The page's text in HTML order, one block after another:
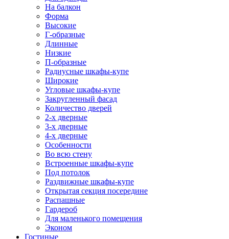
На балкон
Форма
Высокие
Г-образные
Длинные
Низкие
П-образные
Радиусные шкафы-купе
Широкие
Угловые шкафы-купе
Закругленный фасад
Количество дверей
2-х дверные
3-х дверные
4-х дверные
Особенности
Во всю стену
Встроенные шкафы-купе
Под потолок
Раздвижные шкафы-купе
Открытая секция посередине
Распашные
Гардероб
Для маленького помещения
Эконом
Гостиные